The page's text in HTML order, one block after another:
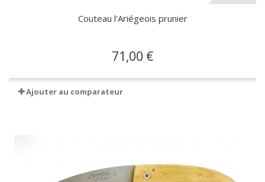
Couteau l'Ariégeois prunier
71,00 €
Ajouter au comparateur